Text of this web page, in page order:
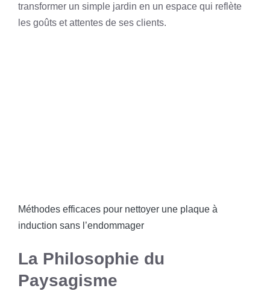
transformer un simple jardin en un espace qui reflète
les goûts et attentes de ses clients.
Méthodes efficaces pour nettoyer une plaque à
induction sans l’endommager
La Philosophie du
Paysagisme